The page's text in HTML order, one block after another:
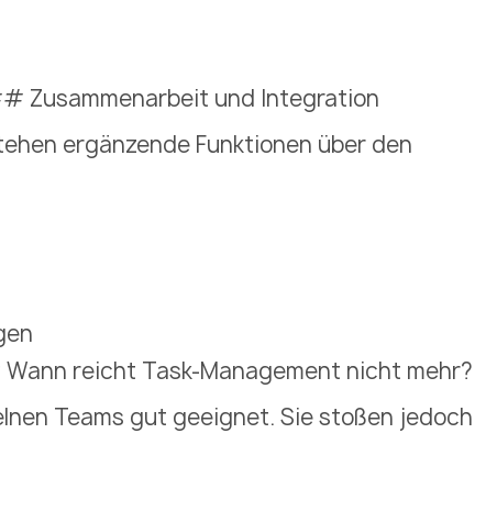
Zusammenarbeit und Integration
ergänzende Funktionen über den
reicht Task-Management nicht mehr?
Teams gut geeignet. Sie stoßen jedoch